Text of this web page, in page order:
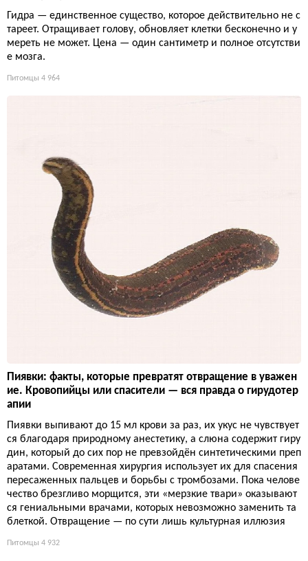
Гидра — единственное существо, которое действительно не с
тареет. Отращивает голову, обновляет клетки бесконечно и у
мереть не может. Цена — один сантиметр и полное отсутстви
е мозга.
Питомцы 4 964
Пиявки: факты, которые превратят отвращение в уважен
ие. Кровопийцы или спасители — вся правда о гирудотер
апии
Пиявки выпивают до 15 мл крови за раз, их укус не чувствует
ся благодаря природному анестетику, а слюна содержит гиру
дин, который до сих пор не превзойдён синтетическими преп
аратами. Современная хирургия использует их для спасения
пересаженных пальцев и борьбы с тромбозами. Пока челове
чество брезгливо морщится, эти «мерзкие твари» оказывают
ся гениальными врачами, которых невозможно заменить та
блеткой. Отвращение — по сути лишь культурная иллюзия
Питомцы 4 932